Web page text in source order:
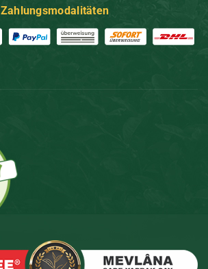
Zahlungsmodalitäten